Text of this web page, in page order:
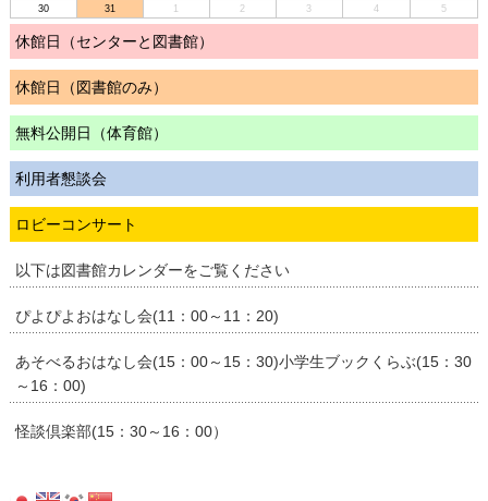
30
31 1 2 3 4 5
休館日（センターと図書館）
休館日（図書館のみ）
無料公開日（体育館）
利用者懇談会
ロビーコンサート
以下は図書館カレンダーをご覧ください
ぴよぴよおはなし会(11：00～11：20)
あそべるおはなし会(15：00～15：30)小学生ブックくらぶ(15：30
～16：00)
怪談倶楽部(15：30～16：00）